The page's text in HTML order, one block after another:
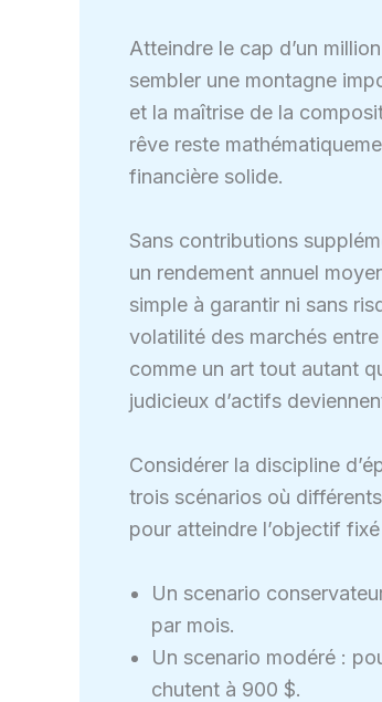
Atteindre le cap d’un
sembler une montagne
et la maîtrise de la
rêve reste
financière solide.
Sans contributions
un rendement annuel
simple à garantir ni sans
volatilité des marchés
comme un art tout autant
judicieux d’actifs
Considérer la discipline
trois scénarios où
pour atteindre l’objectif fixé
Un scenario
par mois.
Un scenario modéré :
chutent à 900 $.